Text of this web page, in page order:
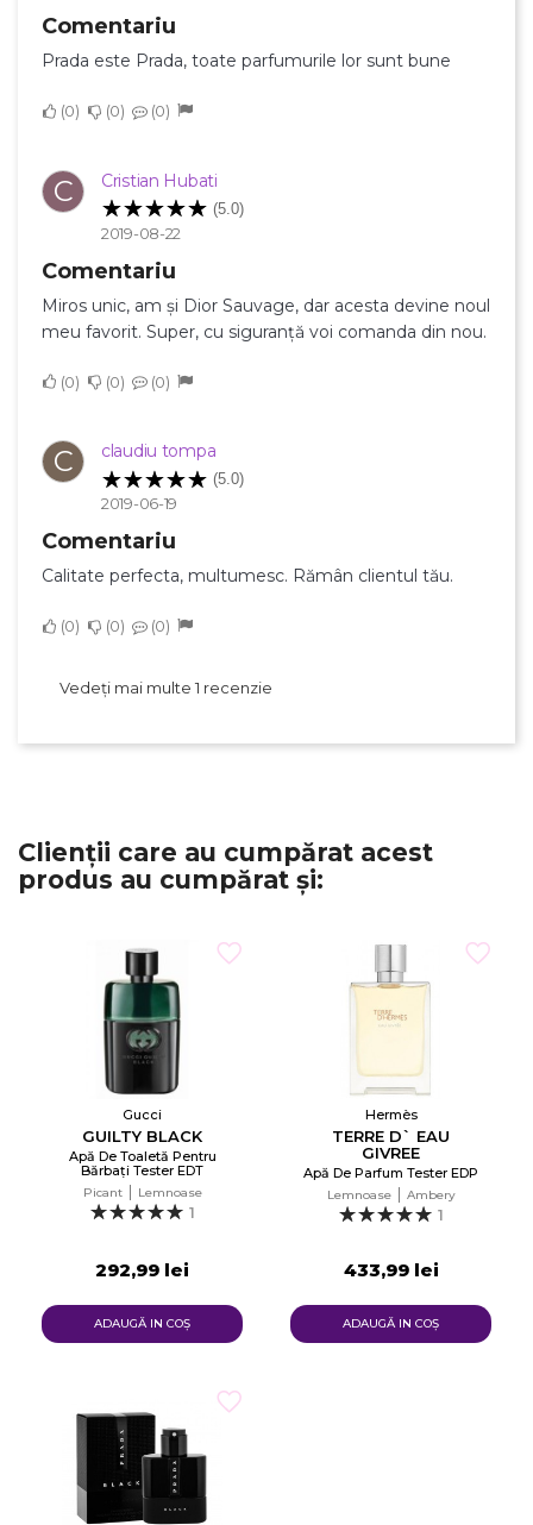
Comentariu
Prada este Prada, toate parfumurile lor sunt bune
0 0 0
C Cristian Hubati
(5.0)
2019-08-22
Comentariu
Miros unic, am și Dior Sauvage, dar acesta devine noul
meu favorit. Super, cu siguranță voi comanda din nou.
0 0 0
C claudiu tompa
(5.0)
2019-06-19
Comentariu
Calitate perfecta, multumesc. Rămân clientul tău.
0 0 0
Vedeți mai multe 1 recenzie
Clienții care au cumpărat acest
produs au cumpărat și:
Gucci
GUILTY BLACK
Apă De Toaletă Pentru
Bărbați Tester EDT
Picant Lemnoase
1
292,99 lei
ADAUGĂ IN COŞ
Hermès
TERRE D` EAU
GIVREE
Apă De Parfum Tester EDP
Lemnoase Ambery
1
433,99 lei
ADAUGĂ IN COŞ